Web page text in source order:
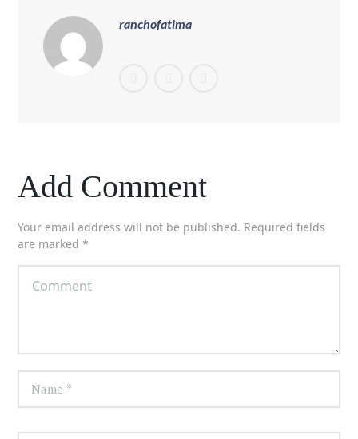
ranchofatima
Add Comment
Your email address will not be published. Required fields
are marked *